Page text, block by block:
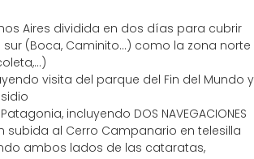
Aires dividida en dos días para cubrir
(Boca, Caminito...) como la zona norte
visita del parque del Fin del Mundo y
incluyendo DOS NAVEGACIONES
subida al Cerro Campanario en telesilla
ambos lados de las cataratas,